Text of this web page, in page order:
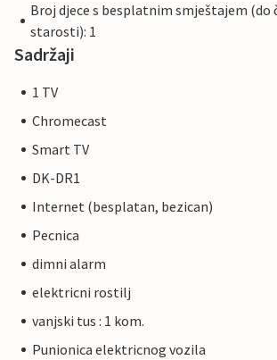
Broj djece s besplatnim smještajem (do
starosti): 1
Sadržaji
1 TV
Chromecast
Smart TV
DK-DR1
Internet (besplatan, bezican)
Pecnica
dimni alarm
elektricni rostilj
vanjski tus : 1 kom.
Punionica elektricnog vozila